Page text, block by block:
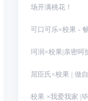
场开满桃花！
可口可乐×校果 -
珂润×校果|亲密呵
屈臣氏×校果 | 做
校果 ×我爱我家 |